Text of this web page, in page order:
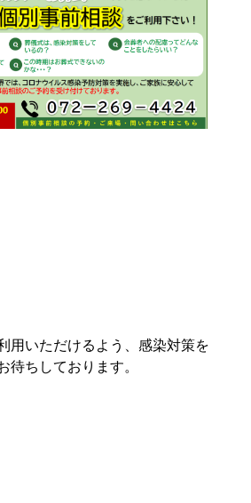
用いただけるよう、感染対策を
待ちしております。